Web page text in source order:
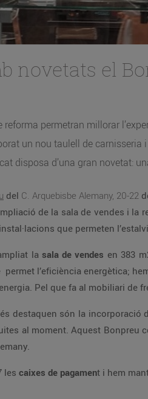
novetats el
reforma permetran millorar
un nou taulell de carnisseria
disposa d’una gran novetat:
del C. Arquebisbe Alemany, 20-22
de la sala de vendes i
que permeten
la sala de vendes en 383
permet l’eficiència energètica;
Pel que fa al mobiliari de
destaquen són la incorporació
al moment. Aquest Bonpreu
les caixes de pagament i hem